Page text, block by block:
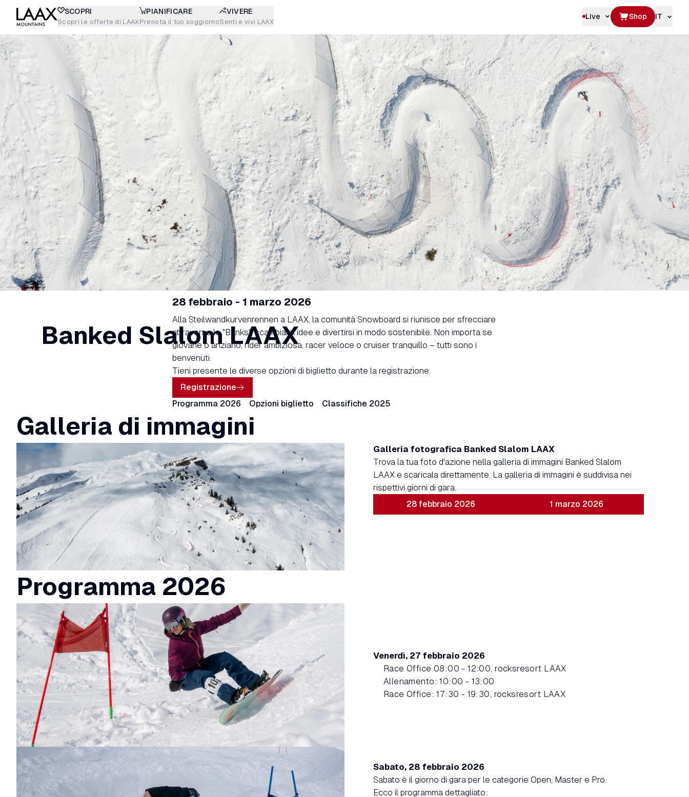
SCOPRI
Scopri le offerte di LAAX
PIANIFICARE
Prenota il tuo soggiorno
VIVERE
Senti e vivi LAAX
Live Shop IT
Banked Slalom LAAX
28 febbraio - 1 marzo 2026
Alla Steilwandkurvenrennen a LAAX, la comunità Snowboard si riunisce per sfrecciare
attraverso le "Banks", scambiarsi idee e divertirsi in modo sostenibile. Non importa se
giovane o anziano, rider ambiziosa, racer veloce o cruiser tranquillo – tutti sono i
benvenuti.
Tieni presente le diverse opzioni di biglietto durante la registrazione.
Registrazione
Programma 2026
Opzioni biglietto Classifiche 2025
Galleria di immagini
Galleria fotografica Banked Slalom LAAX
Trova la tua foto d'azione nella galleria di immagini Banked Slalom
LAAX e scaricala direttamente. La galleria di immagini è suddivisa nei
rispettivi giorni di gara.
28 febbraio 2026
1 marzo 2026
Programma 2026
Venerdì, 27 febbraio 2026
Race Office 08:00 - 12:00, rocksresort LAAX
Allenamento: 10:00 - 13:00
Race Office: 17:30 - 19:30, rocksresort LAAX
Sabato, 28 febbraio 2026
Sabato è il giorno di gara per le categorie Open, Master e Pro.
Ecco il programma dettagliato: